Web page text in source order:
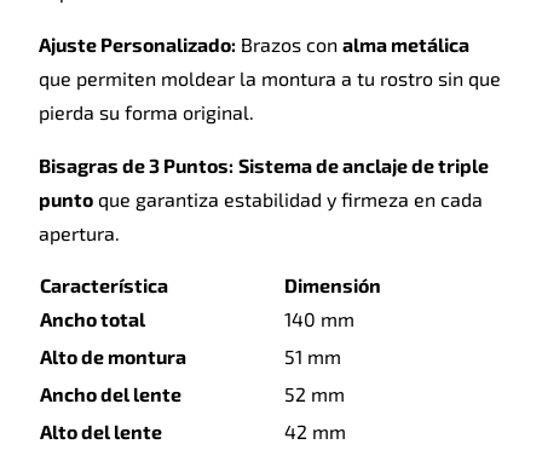
Ajuste Personalizado: Brazos con alma metálica
que permiten moldear la montura a tu rostro sin que
pierda su forma original.
Bisagras de 3 Puntos: Sistema de anclaje de triple
punto que garantiza estabilidad y firmeza en cada
apertura.
Característica
Dimensión
Ancho total
140 mm
Alto de montura
51 mm
Ancho del lente
52 mm
Alto del lente
42 mm